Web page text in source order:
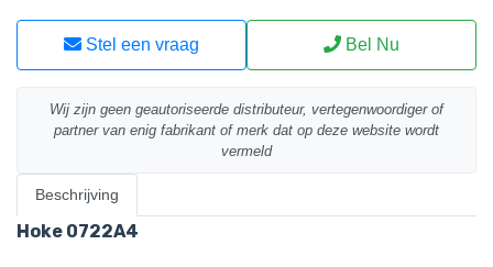
Stel een vraag Bel Nu
Wij zijn geen geautoriseerde distributeur, vertegenwoordiger of
partner van enig fabrikant of merk dat op deze website wordt
vermeld
Beschrijving
Hoke 0722A4